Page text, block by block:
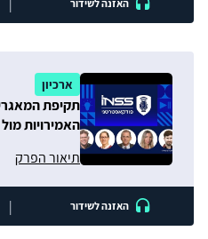
האזנה לשידור |
ארכיון
תקיפת
האמירויות
תיאור הפרק
האזנה לשידור |